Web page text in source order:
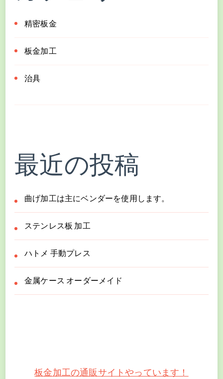
精密板金
板金加工
治具
最近の投稿
曲げ加工は主にベンダーを使用します。
ステンレス板 加工
ハトメ 手動プレス
金属ケース オーダーメイド
板金加工の通販サイトやっています！